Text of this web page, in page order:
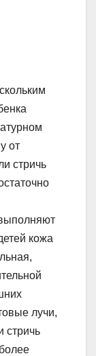
от
стричь
кожа
лучи,
стричь